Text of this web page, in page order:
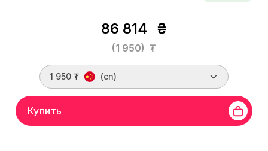
86 814 ₴
(1 950) ₮
1 950 ₮ (cn)
Купить